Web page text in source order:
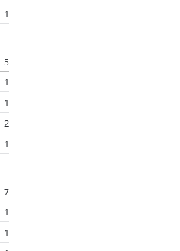
1
5
1
1
2
1
7
1
1